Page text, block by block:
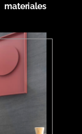
materiales